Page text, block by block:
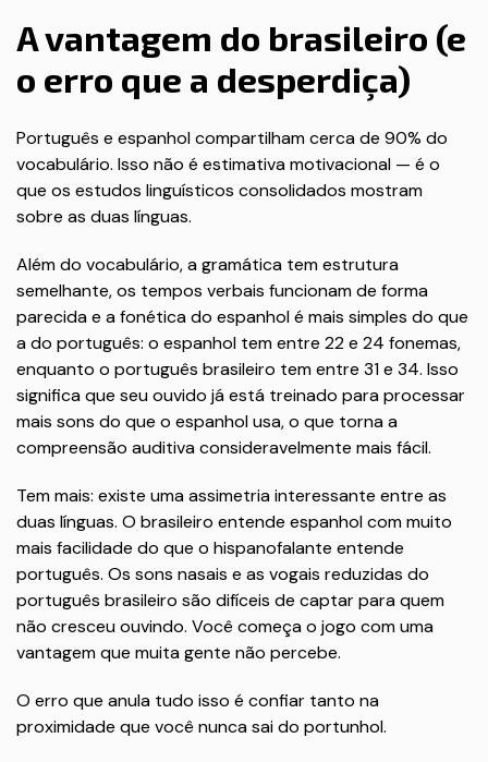
A vantagem do brasileiro (e
o erro que a desperdiça)
Português e espanhol compartilham cerca de 90% do
vocabulário. Isso não é estimativa motivacional — é o
que os estudos linguísticos consolidados mostram
sobre as duas línguas.
Além do vocabulário, a gramática tem estrutura
semelhante, os tempos verbais funcionam de forma
parecida e a fonética do espanhol é mais simples do que
a do português: o espanhol tem entre 22 e 24 fonemas,
enquanto o português brasileiro tem entre 31 e 34. Isso
significa que seu ouvido já está treinado para processar
mais sons do que o espanhol usa, o que torna a
compreensão auditiva consideravelmente mais fácil.
Tem mais: existe uma assimetria interessante entre as
duas línguas. O brasileiro entende espanhol com muito
mais facilidade do que o hispanofalante entende
português. Os sons nasais e as vogais reduzidas do
português brasileiro são difíceis de captar para quem
não cresceu ouvindo. Você começa o jogo com uma
vantagem que muita gente não percebe.
O erro que anula tudo isso é confiar tanto na
proximidade que você nunca sai do portunhol.